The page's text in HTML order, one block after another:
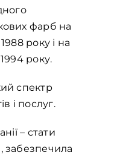
фарб на
року і на
року.
спектр
і послуг.
– стати
забезпечила